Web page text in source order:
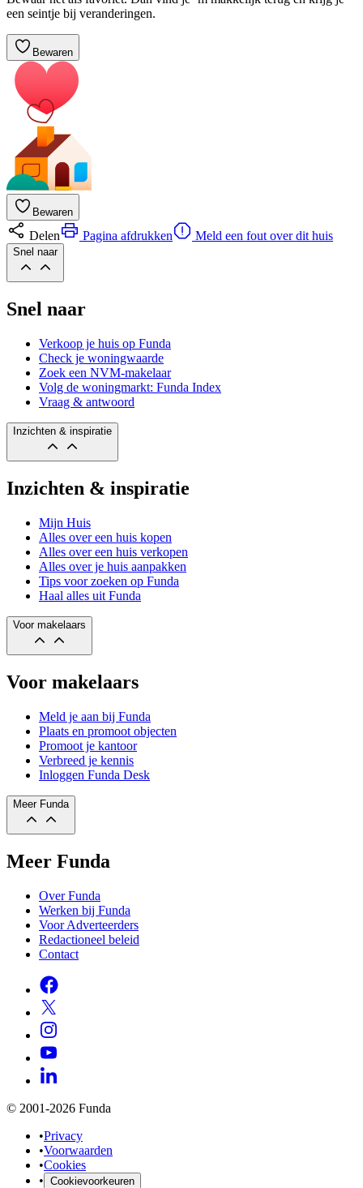
een seintje bij veranderingen.
Bewaren
Bewaren
Delen Pagina afdrukken Meld een fout over dit huis
Snel naar
Snel naar
Verkoop je huis op Funda
Check je woningwaarde
Zoek een NVM-makelaar
Volg de woningmarkt: Funda Index
Vraag & antwoord
Inzichten & inspiratie
Inzichten & inspiratie
Mijn Huis
Alles over een huis kopen
Alles over een huis verkopen
Alles over je huis aanpakken
Tips voor zoeken op Funda
Haal alles uit Funda
Voor makelaars
Voor makelaars
Meld je aan bij Funda
Plaats en promoot objecten
Promoot je kantoor
Verbreed je kennis
Inloggen Funda Desk
Meer Funda
Meer Funda
Over Funda
Werken bij Funda
Voor Adverteerders
Redactioneel beleid
Contact
© 2001-2026 Funda
•Privacy
•Voorwaarden
•Cookies
• Cookievoorkeuren